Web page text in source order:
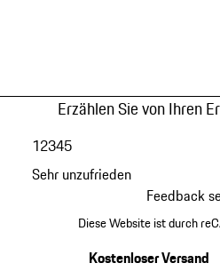
Erzählen Sie von Ihren
Sehr unzufrieden
12345
Feedback
Diese Website ist durch
Kostenloser Versand